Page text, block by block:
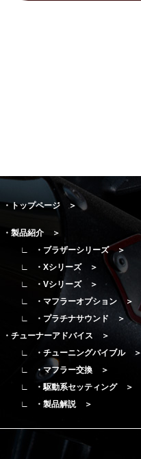
・トップページ ＞
・製品紹介 ＞
・ブラザーシリーズ ＞
・Xシリーズ ＞
・Vシリーズ ＞
・マフラーオプション ＞
・プラチナサウンド ＞
・チューナーアドバイス ＞
・チューニングバイブル ＞
・マフラー交換 ＞
・駆動系セッティング ＞
・製品解説 ＞